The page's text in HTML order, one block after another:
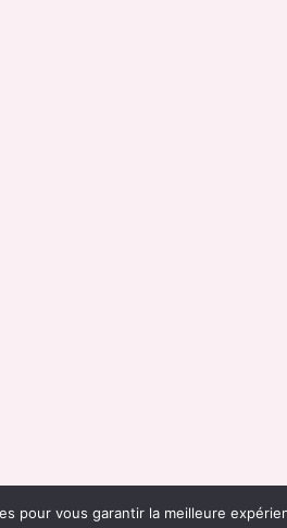
pour vous garantir la meilleure